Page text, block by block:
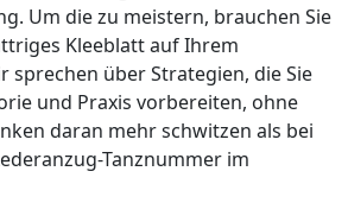
Um die zu meistern, brauchen Sie
Kleeblatt auf Ihrem
sprechen über Strategien, die Sie
und Praxis vorbereiten, ohne
daran mehr schwitzen als bei
Tanznummer im